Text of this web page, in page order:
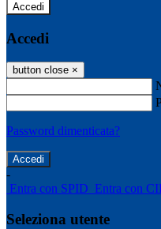
Accedi
Accedi
button close ×
Password dimenticata?
-
Entra con SPID Entra con
Seleziona utente